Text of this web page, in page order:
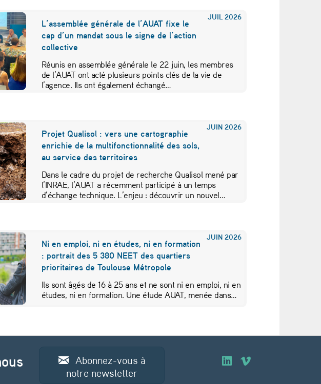
JUIL 2026
L’assemblée générale de l’AUAT fixe le
cap d’un mandat sous le signe de l’action
collective
Réunis en assemblée générale le 22 juin, les membres
de l’AUAT ont acté plusieurs points clés de la vie de
l’agence. Ils ont également échangé…
JUIN 2026
Projet Qualisol : vers une cartographie
enrichie de la multifonctionnalité des sols,
au service des territoires
Dans le cadre du projet de recherche Qualisol mené par
l’INRAE, l’AUAT a récemment participé à un temps
d’échange technique. L’enjeu : découvrir un nouvel…
JUIN 2026
Ni en emploi, ni en études, ni en formation
: portrait des 5 380 NEET des quartiers
prioritaires de Toulouse Métropole
Ils sont âgés de 16 à 25 ans et ne sont ni en emploi, ni en
études, ni en formation. Une étude AUAT, menée dans…
Abonnez-vous à
notre newsletter
O